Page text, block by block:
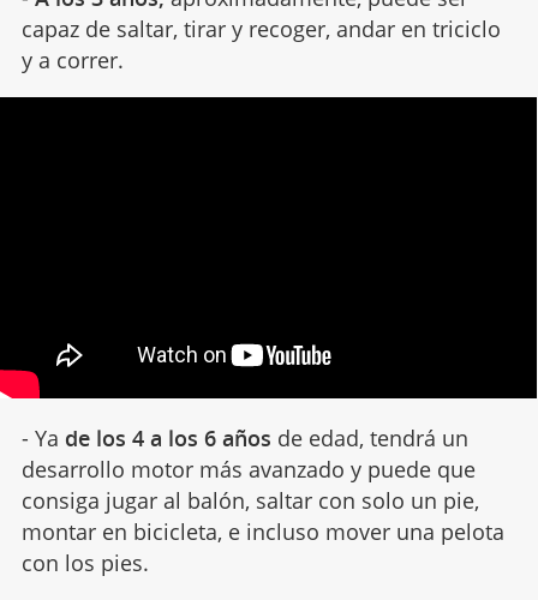
capaz de saltar, tirar y recoger, andar en triciclo
y a correr.
- Ya de los 4 a los 6 años de edad, tendrá un
desarrollo motor más avanzado y puede que
consiga jugar al balón, saltar con solo un pie,
montar en bicicleta, e incluso mover una pelota
con los pies.